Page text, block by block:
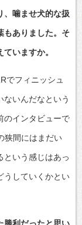
、噛ませ犬的な扱
もありました。そ
いますか。
でフィニッシュ
ないんだなという
のインタビューで
狭間にはまだい
という感じはあっ
うしていくかとい
利だったと思い